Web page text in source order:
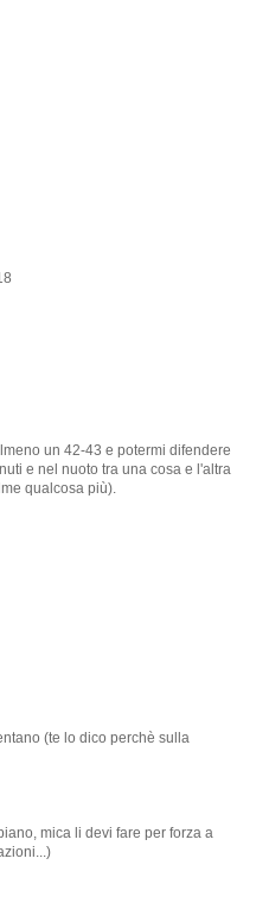
un 42-43 e potermi difendere
e nel nuoto tra una cosa e l'altra
qualcosa più).
(te lo dico perchè sulla
mica li devi fare per forza a